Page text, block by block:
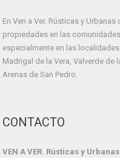
En Ven a Ver. Rústicas y
propiedades en las
especialmente en las
Madrigal de la Vera, Valverde de
Arenas de San Pedro.
CONTACTO
VEN A VER. Rústicas y Urbanas